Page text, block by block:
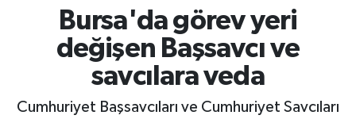
Bursa'da görev yeri
değişen Başsavcı ve
savcılara veda
Cumhuriyet Başsavcıları ve Cumhuriyet Savcıları
Kültür & Sanat
Teknoloji